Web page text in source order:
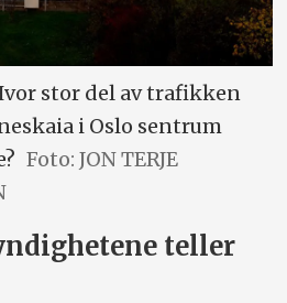
stor del av trafikken
i Oslo sentrum
Foto: JON TERJE
teller